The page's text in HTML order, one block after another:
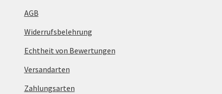
AGB
Widerrufsbelehrung
Echtheit von Bewertungen
Versandarten
Zahlungsarten